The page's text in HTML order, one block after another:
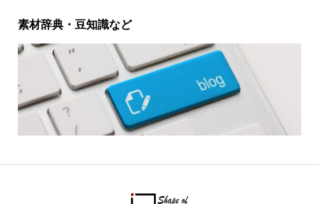
素材辞典・豆知識など